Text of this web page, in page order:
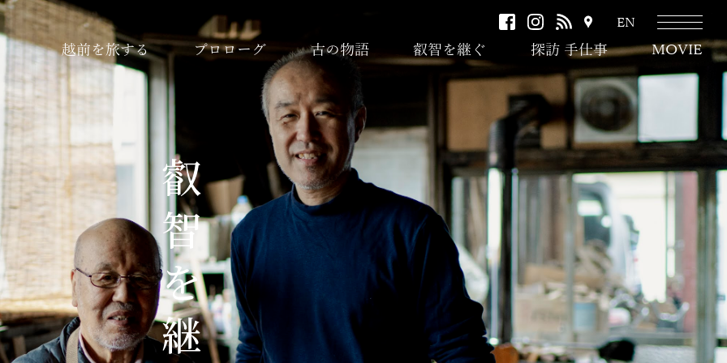
facebookinstagram
RSS
ク
セ
ス
EN
越前を旅する プロローグ 古の物語 叡智を継ぐ 探訪 手仕事 MOVIE